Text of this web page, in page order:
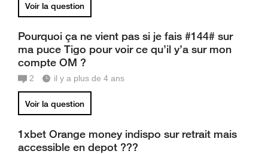
Voir la question
Pourquoi ça ne vient pas si je fais #144# sur
ma puce Tigo pour voir ce qu’il y’a sur mon
compte OM ?
2 il y a plus de 4 ans
Voir la question
1xbet Orange money indispo sur retrait mais
accessible en depot ???